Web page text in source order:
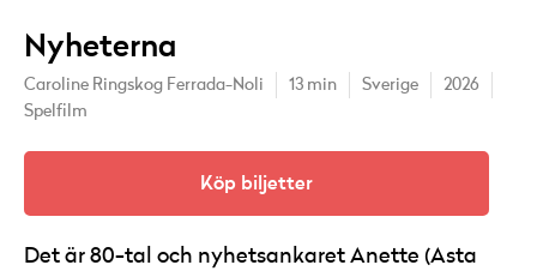
Nyheterna
Caroline Ringskog Ferrada-Noli 13 min Sverige
2026
Spelfilm
Köp biljetter
Det är 80-tal och nyhetsankaret Anette (Asta